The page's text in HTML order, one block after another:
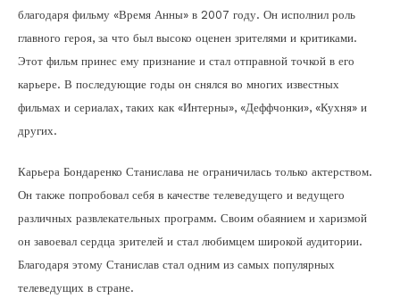
благодаря фильму «Время Анны» в 2007 году. Он исполнил роль
главного героя, за что был высоко оценен зрителями и критиками.
Этот фильм принес ему признание и стал отправной точкой в его
карьере. В последующие годы он снялся во многих известных
фильмах и сериалах, таких как «Интерны», «Деффчонки», «Кухня» и
других.
Карьера Бондаренко Станислава не ограничилась только актерством.
Он также попробовал себя в качестве телеведущего и ведущего
различных развлекательных программ. Своим обаянием и харизмой
он завоевал сердца зрителей и стал любимцем широкой аудитории.
Благодаря этому Станислав стал одним из самых популярных
телеведущих в стране.